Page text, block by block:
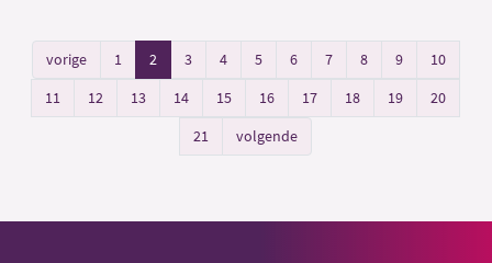
vorige 1 2 3 4 5 6 7 8 9
10
11
12 13 14 15 16 17 18 19
20
21
volgende